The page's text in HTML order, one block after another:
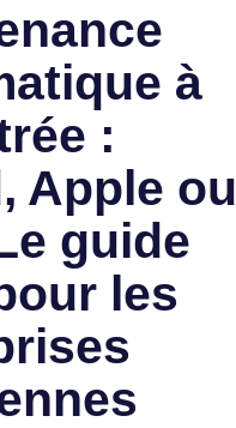
à
:
Apple ou
guide
les